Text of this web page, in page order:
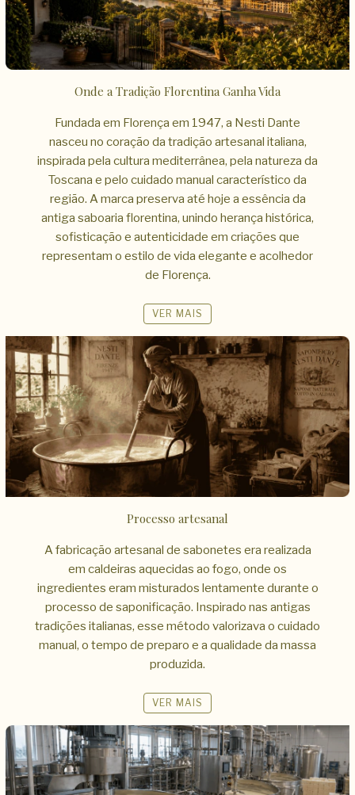
Onde a Tradição Florentina Ganha Vida
Fundada em Florença em 1947, a Nesti Dante
nasceu no coração da tradição artesanal italiana,
inspirada pela cultura mediterrânea, pela natureza da
Toscana e pelo cuidado manual característico da
região. A marca preserva até hoje a essência da
antiga saboaria florentina, unindo herança histórica,
sofisticação e autenticidade em criações que
representam o estilo de vida elegante e acolhedor
de Florença.
VER MAIS
Processo artesanal
A fabricação artesanal de sabonetes era realizada
em caldeiras aquecidas ao fogo, onde os
ingredientes eram misturados lentamente durante o
processo de saponificação. Inspirado nas antigas
tradições italianas, esse método valorizava o cuidado
manual, o tempo de preparo e a qualidade da massa
produzida.
VER MAIS